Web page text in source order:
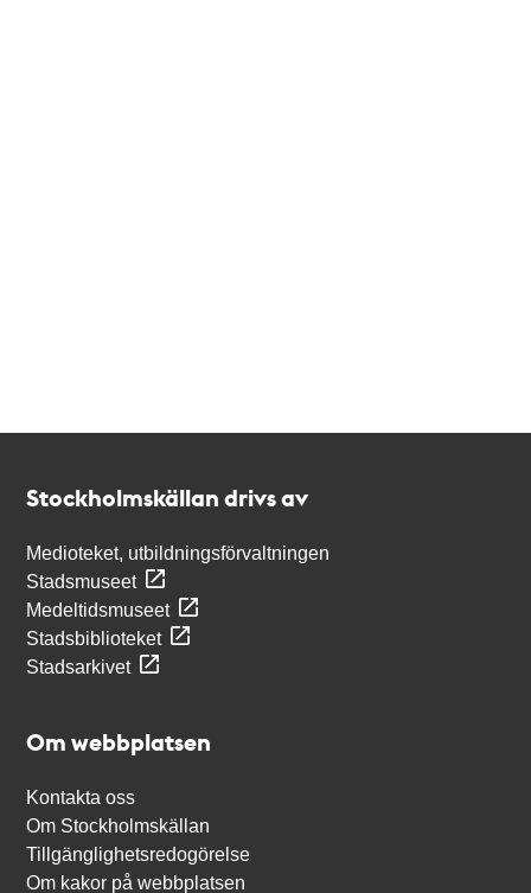
Stockholmskällan drivs av
Medioteket, utbildningsförvaltningen
Stadsmuseet
Medeltidsmuseet
Stadsbiblioteket
Stadsarkivet
Om webbplatsen
Kontakta oss
Om Stockholmskällan
Tillgänglighetsredogörelse
Om kakor på webbplatsen